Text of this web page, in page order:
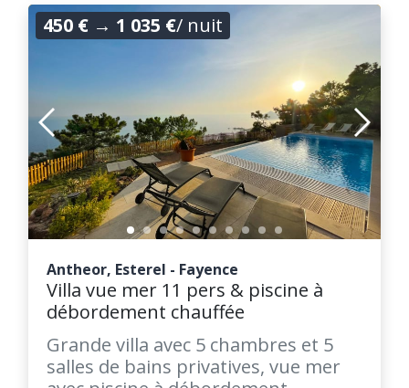
450 € → 1 035 €/ nuit
Antheor, Esterel - Fayence
Villa vue mer 11 pers & piscine à
débordement chauffée
Grande villa avec 5 chambres et 5
salles de bains privatives, vue mer